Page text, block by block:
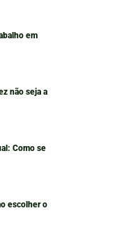
em
não seja a
Como se
escolher o